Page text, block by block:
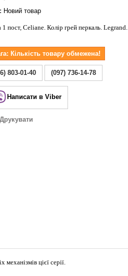
Новий товар
1 пост, Celiane. Колір грей перкаль. Legrand.
Кількість товару обмежена!
803-01-40 (097) 736-14-78
Написати в Viber
Друкувати
цієї серії.